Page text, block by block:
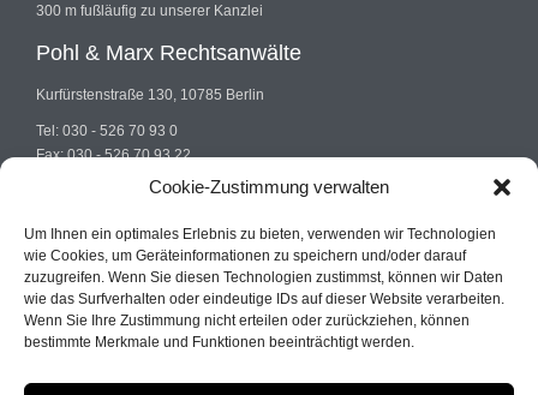
Cookie-Zustimmung verwalten
Um Ihnen ein optimales Erlebnis zu bieten, verwenden wir Technologien
wie Cookies, um Geräteinformationen zu speichern und/oder darauf
zuzugreifen. Wenn Sie diesen Technologien zustimmst, können wir Daten
wie das Surfverhalten oder eindeutige IDs auf dieser Website verarbeiten.
Wenn Sie Ihre Zustimmung nicht erteilen oder zurückziehen, können
bestimmte Merkmale und Funktionen beeinträchtigt werden.
300 m fußläufig zu unserer Kanzlei
Pohl & Marx Rechtsanwälte
Kurfürstenstraße 130, 10785 Berlin
Tel: 030 - 526 70 93 0
Fax: 030 - 526 70 93 22
E-mail: info@pohlundmarx.de
© 2022Pohl & Marx | Fachanwalt Strafrecht Berlin